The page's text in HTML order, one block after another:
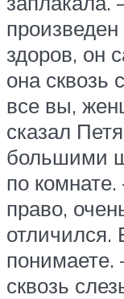
здоров, он
она сквозь
все вы,
сказал
большими
по
право,
отличился.
сквозь